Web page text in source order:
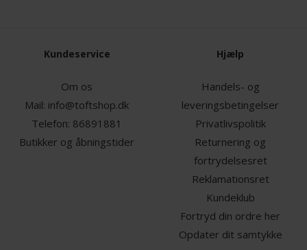
Kundeservice
Om os
Mail: info@toftshop.dk
Telefon: 86891881
Butikker og åbningstider
Hjælp
Handels- og
leveringsbetingelser
Privatlivspolitik
Returnering og
fortrydelsesret
Reklamationsret
Kundeklub
Fortryd din ordre her
Opdater dit samtykke